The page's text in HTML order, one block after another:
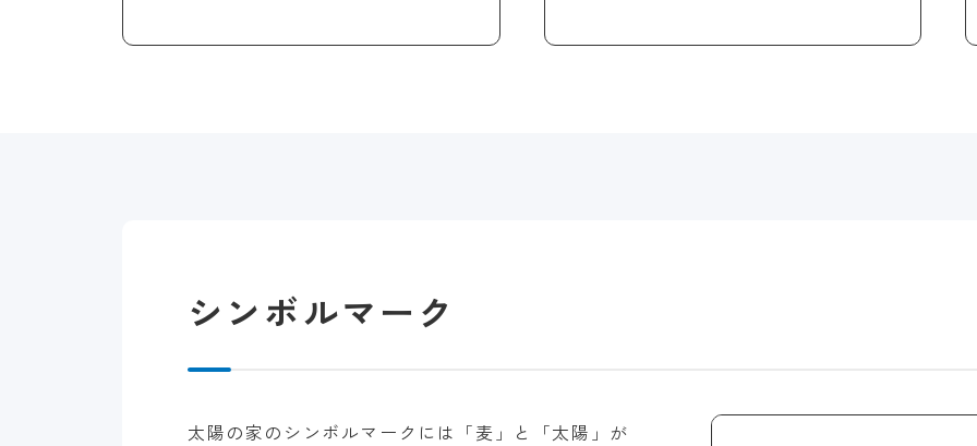
シンボルマーク
太陽の家のシンボルマークには「麦」と「太陽」が